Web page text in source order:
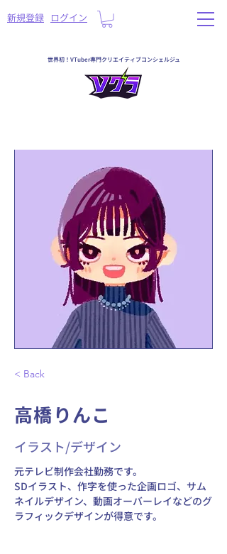
​新規登録 ログイン
世界初！VTuber専門クリエイティブコンシェルジュ
< Back
高橋りんこ
イラスト/デザイン
元テレビ制作会社勤務です。
SDイラスト、作字を使った企画ロゴ、サム
ネイルデザイン、動画オーバーレイなどのグ
ラフィックデザインが得意です。